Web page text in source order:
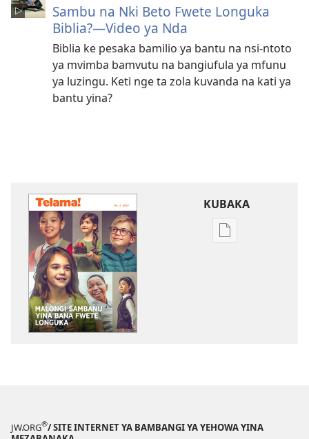
Sambu na Nki Beto Fwete Longuka
Biblia?—Video ya Nda
Biblia ke pesaka bamilio ya bantu na nsi-ntoto
ya mvimba bamvutu na bangiufula ya mfunu
ya luzingu. Keti nge ta zola kuvanda na kati ya
bantu yina?
KUBAKA
Bisika
JW.ORG®/ SITE INTERNET YA BAMBANGI YA YEHOWA YINA